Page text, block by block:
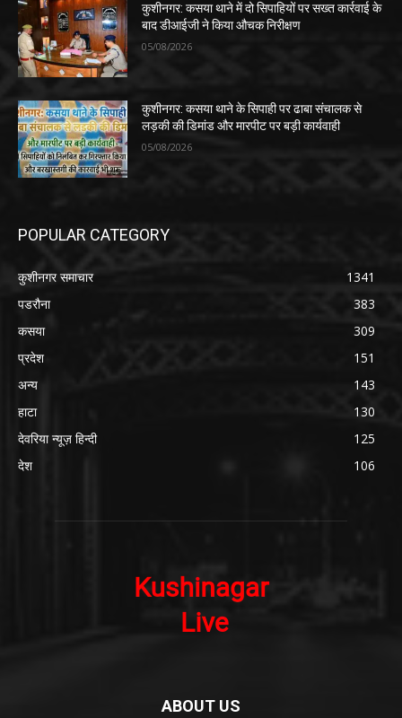
कुशीनगर: कसया थाने में दो सिपाहियों पर सख्त कार्रवाई के
बाद डीआईजी ने किया औचक निरीक्षण
05/08/2026
कुशीनगर: कसया थाने के सिपाही पर ढाबा संचालक से
लड़की की डिमांड और मारपीट पर बड़ी कार्यवाही
05/08/2026
POPULAR CATEGORY
कुशीनगर समाचार
1341
पडरौना
383
कसया
309
प्रदेश
151
अन्य
143
हाटा
130
देवरिया न्यूज़ हिन्दी
125
देश
106
ABOUT US